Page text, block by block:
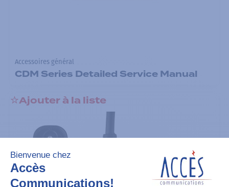
Accessoires général
CDM Series Detailed Service Manual
Ajouter à la liste